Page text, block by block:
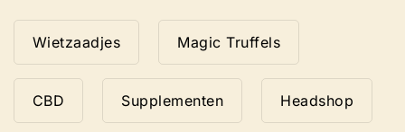
Wietzaadjes Magic Truffels
CBD Supplementen Headshop